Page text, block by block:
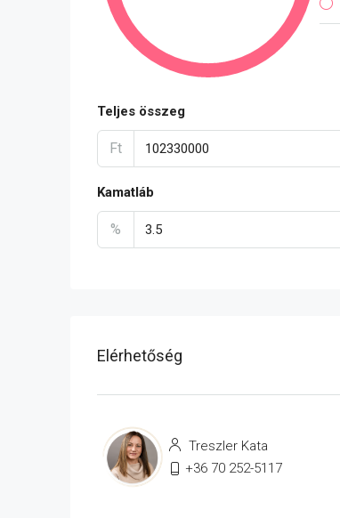
Teljes összeg
Ft
Kamatláb
%
Elérhetőség
Treszler Kata
+36 70 252-5117